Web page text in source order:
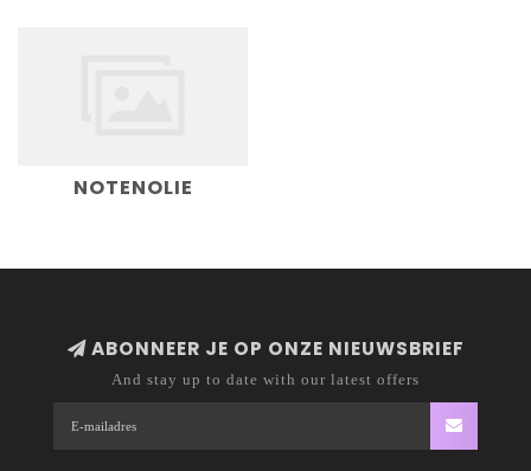
NOTENOLIE
ABONNEER JE OP ONZE NIEUWSBRIEF
And stay up to date with our latest offers